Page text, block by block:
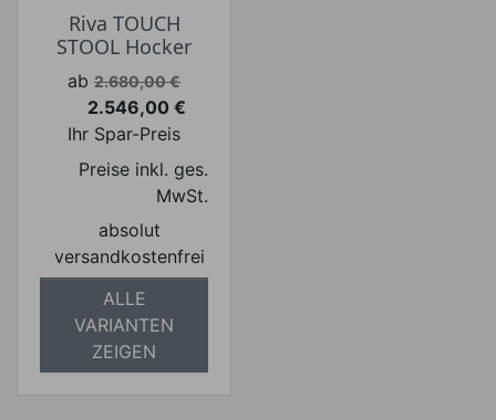
Riva TOUCH
STOOL Hocker
Verkaufspreis
ab 2.680,00 €
Preis
2.546,00 €
Ihr Spar-Preis
Preise inkl. ges.
MwSt.
absolut
versandkostenfrei
ALLE
VARIANTEN
ZEIGEN